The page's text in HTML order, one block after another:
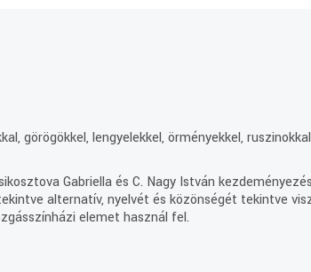
görögökkel, lengyelekkel, örményekkel,
Gabriella és C. Nagy István
alternatív, nyelvét és közönségét tekintve
elemet használ fel.